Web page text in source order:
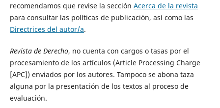
recomendamos que revise la sección Acerca de la revista
para consultar las políticas de publicación, así como las
Directrices del autor/a.
Revista de Derecho, no cuenta con cargos o tasas por el
procesamiento de los artículos (Article Processing Charge
[APC]) enviados por los autores. Tampoco se abona taza
alguna por la presentación de los textos al proceso de
evaluación.